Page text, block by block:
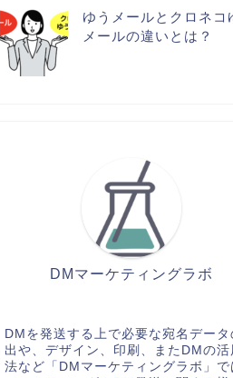
ゆうメールとクロネコ
メールの違いとは？
DMマーケティングラボ
DMを発送する上で必要な宛名データ
出や、デザイン、印刷、またDMの活
法など「DMマーケティングラボ」で